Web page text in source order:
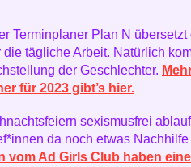
Terminplaner Plan N übersetzt
tägliche Arbeit. Natürlich
der Geschlechter.
für 2023 gibt’s hier.
sexismusfrei
da noch etwas Nachhilfe
vom Ad Girls Club haben eine